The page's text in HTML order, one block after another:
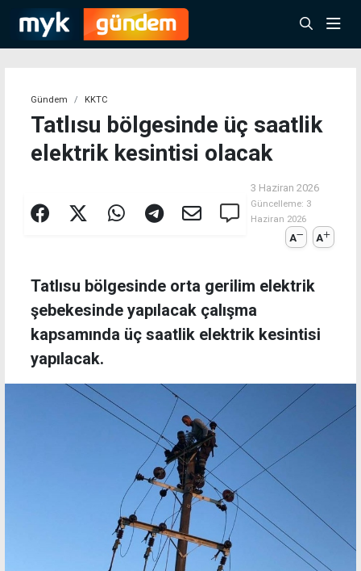
Gündem KKTC
Tatlısu bölgesinde üç saatlik
elektrik kesintisi olacak
3 Haziran 2026
Güncelleme: 3
Haziran 2026
A A
Tatlısu bölgesinde orta gerilim elektrik
şebekesinde yapılacak çalışma
kapsamında üç saatlik elektrik kesintisi
yapılacak.